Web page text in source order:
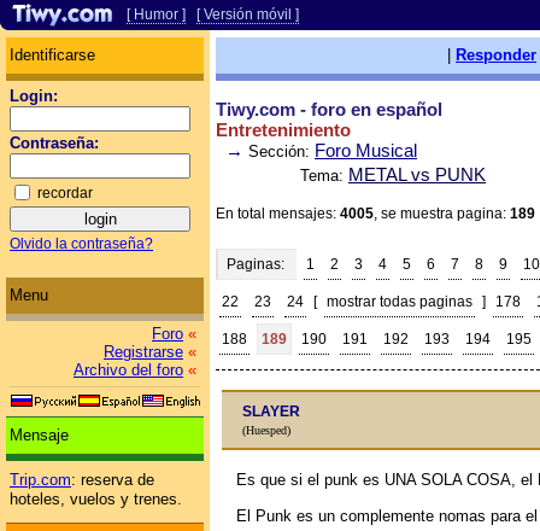
[ Humor ] [ Versión móvil ]
Identificarse
Login:
Contraseña:
recordar
Olvido la contraseña?
Menu
Foro «
Registrarse «
Archivo del foro «
Mensaje
Trip.com: reserva de
hoteles, vuelos y trenes.
Responder
Tiwy.com - foro en español
Entretenimiento
→ Sección: Foro Musical
Tema: METAL vs PUNK
En total mensajes: 4005, se muestra pagina: 189
Paginas: 1 2 3 4 5 6 7 8 9 10
22 23 24 [ mostrar todas paginas ] 178
188 189 190 191 192 193 194 195
SLAYER
(Huesped)
Es que si el punk es UNA SOLA COSA, el
El Punk es un complemente nomas para